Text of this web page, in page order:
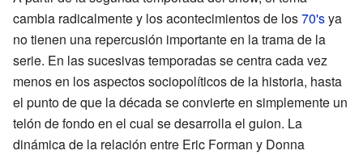
cambia radicalmente y los acontecimientos de los70'sya
no tienen una repercusión importante en la trama de la
serie. En las sucesivas temporadas se centra cada vez
menos en los aspectos sociopolíticos de la historia, hasta
el punto de que la década se convierte en simplemente un
telón de fondo en el cual se desarrolla el guion. La
dinámica de la relación entre Eric Forman y Donna